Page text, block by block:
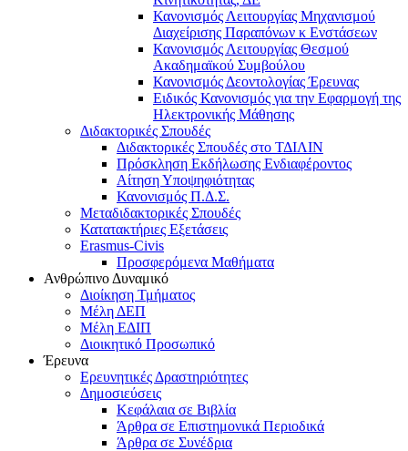
Κανονισμός Λειτουργίας Μηχανισμού
Διαχείρισης Παραπόνων κ Ενστάσεων
Κανονισμός Λειτουργίας Θεσμού
Ακαδημαϊκού Συμβούλου
Κανονισμός Δεοντολογίας Έρευνας
Ειδικός Κανονισμός για την Εφαρμογή της
Ηλεκτρονικής Μάθησης
Διδακτορικές Σπουδές
Διδακτορικές Σπουδές στο ΤΔΙΛΙΝ
Πρόσκληση Εκδήλωσης Ενδιαφέροντος
Αίτηση Υποψηφιότητας
Κανονισμός Π.Δ.Σ.
Μεταδιδακτορικές Σπουδές
Κατατακτήριες Εξετάσεις
Erasmus-Civis
Προσφερόμενα Μαθήματα
Ανθρώπινο Δυναμικό
Διοίκηση Τμήματος
Μέλη ΔΕΠ
Μέλη ΕΔΙΠ
Διοικητικό Προσωπικό
Έρευνα
Ερευνητικές Δραστηριότητες
Δημοσιεύσεις
Κεφάλαια σε Βιβλία
Άρθρα σε Επιστημονικά Περιοδικά
Άρθρα σε Συνέδρια